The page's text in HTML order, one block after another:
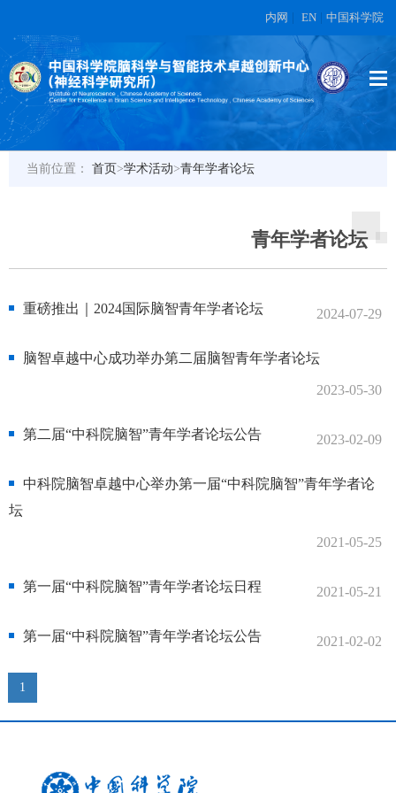
内网 EN 中国科学院
当前位置： 首页>学术活动>青年学者论坛
青年学者论坛
重磅推出｜2024国际脑智青年学者论坛 2024-07-29
脑智卓越中心成功举办第二届脑智青年学者论坛
2023-05-30
第二届“中科院脑智”青年学者论坛公告 2023-02-09
中科院脑智卓越中心举办第一届“中科院脑智”青年学者论
坛
2021-05-25
第一届“中科院脑智”青年学者论坛日程 2021-05-21
第一届“中科院脑智”青年学者论坛公告 2021-02-02
1